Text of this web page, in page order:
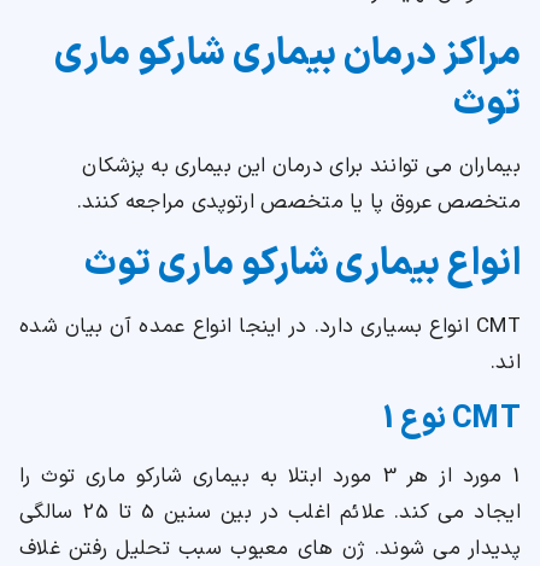
مراکز درمان بیماری شارکو ماری
توث
بیماران می توانند برای درمان این بیماری به پزشکان
متخصص عروق پا یا متخصص ارتوپدی مراجعه کنند.
انواع بیماری شارکو ماری توث
CMT انواع بسیاری دارد. در اینجا انواع عمده آن بیان شده
اند.
CMT نوع 1
1 مورد از هر 3 مورد ابتلا به بیماری شارکو ماری توث را
ایجاد می کند. علائم اغلب در بین سنین 5 تا 25 سالگی
پدیدار می شوند. ژن های معیوب سبب تحلیل رفتن غلاف